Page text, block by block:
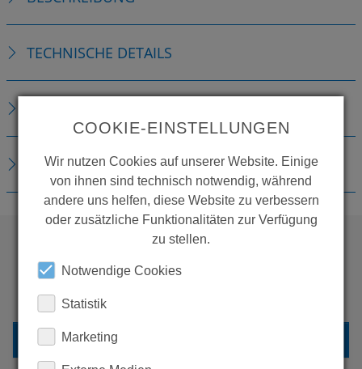
TECHNISCHE DETAILS
DOWNLOADS
WOLLEN SIE MEHR
ZURÜCK ZUR ÜBERSICHT
COOKIE-EINSTELLUNGEN
Wir nutzen Cookies auf unserer Website. Einige
von ihnen sind technisch notwendig, während
andere uns helfen, diese Website zu verbessern
oder zusätzliche Funktionalitäten zur Verfügung
zu stellen.
Notwendige Cookies
Statistik
Marketing